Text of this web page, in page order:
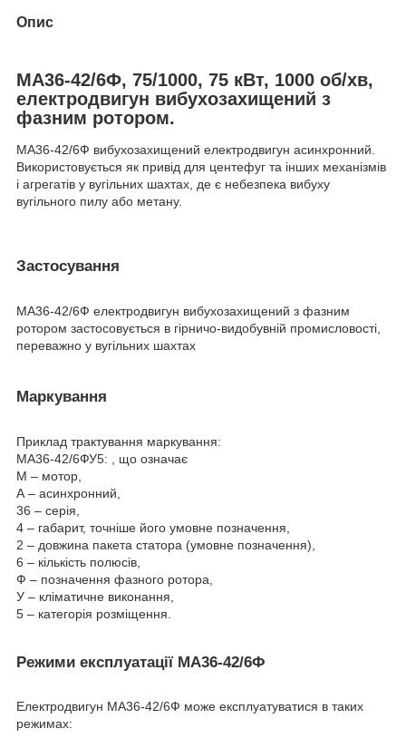
Опис
МА36-42/6Ф, 75/1000, 75 кВт, 1000 об/хв,
електродвигун вибухозахищений з
фазним ротором.
МА36-42/6Ф вибухозахищений електродвигун асинхронний.
Використовується як привід для центефуг та інших механізмів
і агрегатів у вугільних шахтах, де є небезпека вибуху
вугільного пилу або метану.
Застосування
МА36-42/6Ф електродвигун вибухозахищений з фазним
ротором застосовується в гірничо-видобувній промисловості,
переважно у вугільних шахтах
Маркування
Приклад трактування маркування:
МА36-42/6ФУ5: , що означає
М – мотор,
А – асинхронний,
36 – серія,
4 – габарит, точніше його умовне позначення,
2 – довжина пакета статора (умовне позначення),
6 – кількість полюсів,
Ф – позначення фазного ротора,
У – кліматичне виконання,
5 – категорія розміщення.
Режими експлуатації МА36-42/6Ф
Електродвигун МА36-42/6Ф може експлуатуватися в таких
режимах: